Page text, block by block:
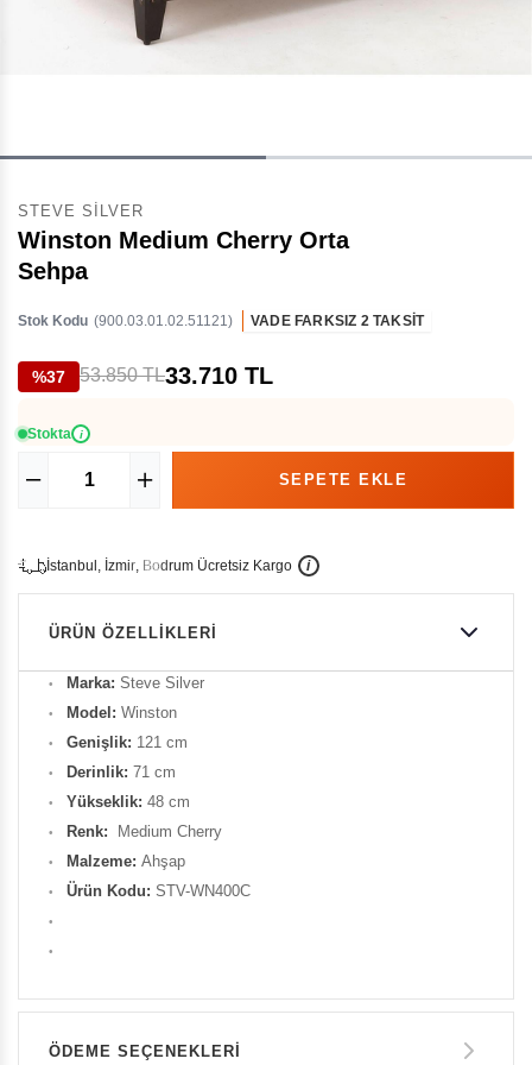
STEVE SILVER
Winston Medium Cherry Orta
Sehpa
Stok Kodu (900.03.01.02.51121) VADE FARKSIZ 2 TAKSİT
%37 53.850 TL33.710 TL
Stokta i
İstanbu , İzmir, Bodrum Ücretsiz Kargo i
ÜRÜN ÖZELLIKLERI
Marka: Steve Silver
Model: Winston
Genişlik: 121 cm
Derinlik: 71 cm
Yükseklik: 48 cm
Renk: Medium Cherry
Malzeme: Ahşap
Ürün Kodu: STV-WN400C
ÖDEME SEÇENEKLERI